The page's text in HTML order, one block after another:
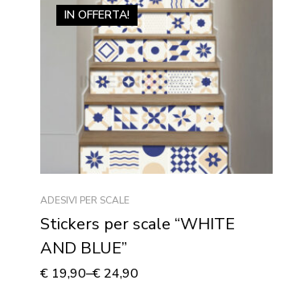
IN OFFERTA!
ADESIVI PER SCALE
Stickers per scale “WHITE
AND BLUE”
€ 19,90–€ 24,90